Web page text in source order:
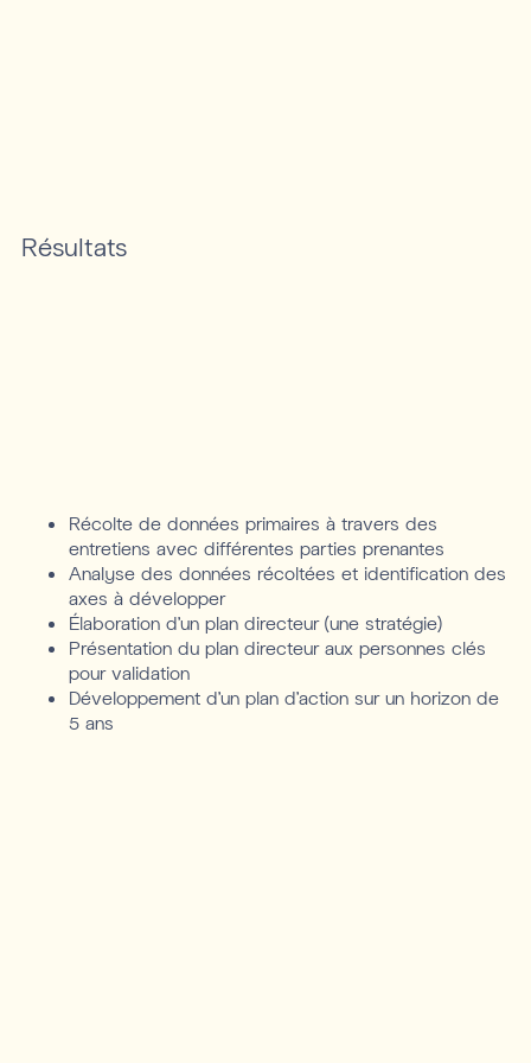
Résultats
Récolte de données primaires à travers des
entretiens avec différentes parties prenantes
Analyse des données récoltées et identification des
axes à développer
Élaboration d’un plan directeur (une stratégie)
Présentation du plan directeur aux personnes clés
pour validation
Développement d’un plan d’action sur un horizon de
5 ans